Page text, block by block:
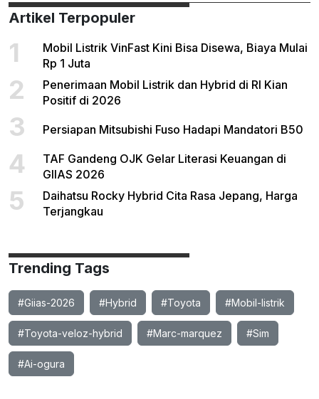
Artikel Terpopuler
1
Mobil Listrik VinFast Kini Bisa Disewa, Biaya Mulai
Rp 1 Juta
2
Penerimaan Mobil Listrik dan Hybrid di RI Kian
Positif di 2026
3 Persiapan Mitsubishi Fuso Hadapi Mandatori B50
4
TAF Gandeng OJK Gelar Literasi Keuangan di
GIIAS 2026
5
Daihatsu Rocky Hybrid Cita Rasa Jepang, Harga
Terjangkau
Trending Tags
#Giias-2026 #Hybrid #Toyota #Mobil-listrik
#Toyota-veloz-hybrid #Marc-marquez #Sim
#Ai-ogura